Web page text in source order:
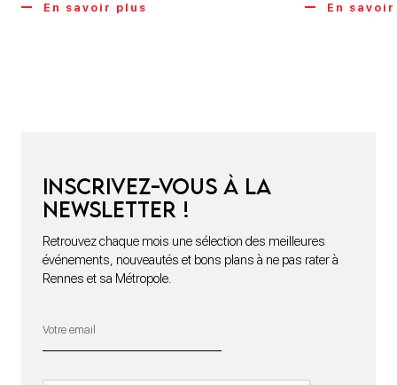
En savoir plus En
Inscrivez-vous à la
newsletter !
Retrouvez chaque mois une sélection des meilleures
événements, nouveautés et bons plans à ne pas rater à
Rennes et sa Métropole.